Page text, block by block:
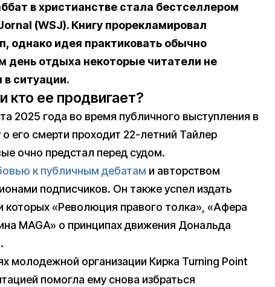
в христианстве стала бестселлером
(WSJ). Книгу прорекламировал
однако идея практиковать обычно
день отдыха некоторые читатели не
в ситуации.
кто ее продвигает?
2025 года во время публичного выступления в
смерти проходит 22-летний Тайлер
очно предстал перед судом.
к публичным дебатам и авторством
подписчиков. Он также успел издать
которых «Революция правого толка», «Афера
MAGA» о принципах движения Дональда
молодежной организации Кирка Turning Point
помогла ему снова избраться